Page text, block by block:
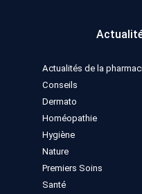
Actualités de la
Conseils
Dermato
Homéopathie
Hygiène
Nature
Premiers Soins
Santé